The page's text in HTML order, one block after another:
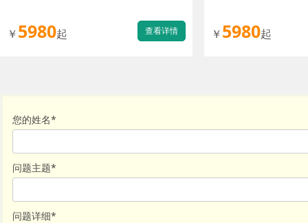
￥5980起 查看详情 ￥5980起
您的姓名*
问题主题*
问题详细*